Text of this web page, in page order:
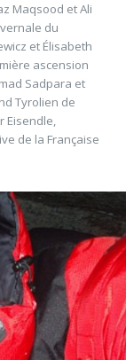
Maqsood et Ali
du
et Élisabeth
ascension
Sadpara et
Tyrolien de
Eisendle,
de la Française